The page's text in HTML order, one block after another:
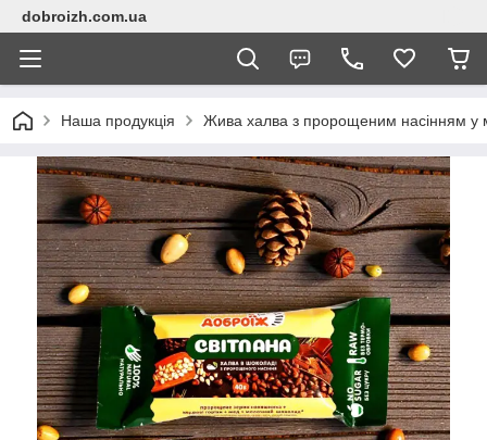
dobroizh.com.ua
Наша продукція Жива халва з пророщеним насінням у